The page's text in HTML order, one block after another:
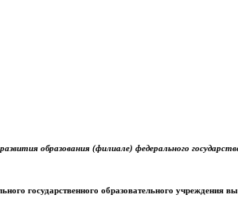
образования (филиале) федерального
государственного образовательного учреждения